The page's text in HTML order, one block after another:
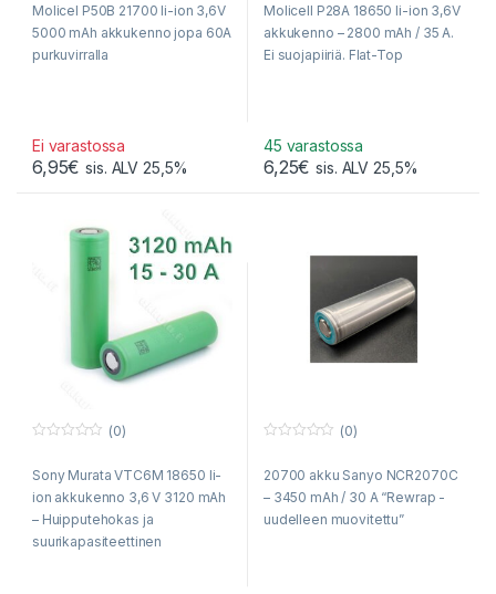
5.00 / 5
Molicel P50B 21700 li-ion 3,6V
5000 mAh akkukenno jopa 60A
purkuvirralla
Ei varastossa
6,95€ sis. ALV 25,5%
u
o
f
5
Molicell P28A 18650 li-ion 3,6V
akkukenno – 2800 mAh / 35 A.
Ei suojapiiriä. Flat-Top
45 varastossa
6,25€ sis. ALV 25,5%
u
o
(0)
Sony Murata VTC6M 18650 li-
ion akkukenno 3,6 V 3120 mAh
– Huipputehokas ja
suurikapasiteettinen
u
o
f
5
(0)
20700 akku Sanyo NCR2070C
– 3450 mAh / 30 A “Rewrap -
uudelleen muovitettu”